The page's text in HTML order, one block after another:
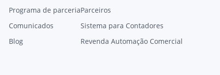
Programa de parceria
Comunicados
Blog
Parceiros
Sistema para Contadores
Revenda Automação Comercial